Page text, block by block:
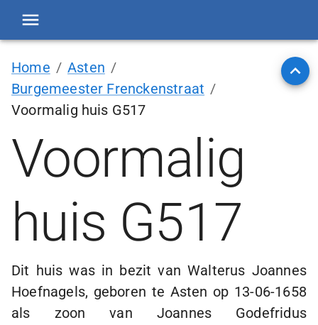
Home / Asten /
Burgemeester Frenckenstraat /
Voormalig huis G517
Voormalig
huis G517
Dit huis was in bezit van Walterus Joannes
Hoefnagels, geboren te Asten op 13-06-1658
als zoon van Joannes Godefridus